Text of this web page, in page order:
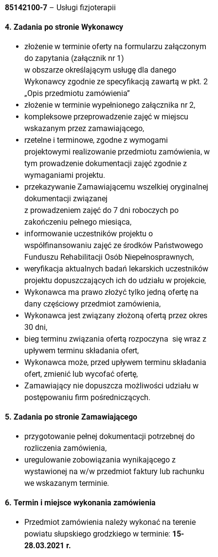
85142100-7 – Usługi fizjoterapii
4. Zadania po stronie Wykonawcy
złożenie w terminie oferty na formularzu załączonym
do zapytania (załącznik nr 1)
w obszarze określającym usługę dla danego
Wykonawcy zgodnie ze specyfikacją zawartą w pkt. 2
„Opis przedmiotu zamówienia”
złożenie w terminie wypełnionego załącznika nr 2,
kompleksowe przeprowadzenie zajęć w miejscu
wskazanym przez zamawiającego,
rzetelne i terminowe, zgodne z wymogami
projektowymi realizowanie przedmiotu zamówienia, w
tym prowadzenie dokumentacji zajęć zgodnie z
wymaganiami projektu.
przekazywanie Zamawiającemu wszelkiej oryginalnej
dokumentacji związanej
z prowadzeniem zajęć do 7 dni roboczych po
zakończeniu pełnego miesiąca,
informowanie uczestników projektu o
współfinansowaniu zajęć ze środków Państwowego
Funduszu Rehabilitacji Osób Niepełnosprawnych,
weryfikacja aktualnych badań lekarskich uczestników
projektu dopuszczających ich do udziału w projekcie,
Wykonawca ma prawo złożyć tylko jedną ofertę na
dany częściowy przedmiot zamówienia,
Wykonawca jest związany złożoną ofertą przez okres
30 dni,
bieg terminu związania ofertą rozpoczyna się wraz z
upływem terminu składania ofert,
Wykonawca może, przed upływem terminu składania
ofert, zmienić lub wycofać ofertę,
Zamawiający nie dopuszcza możliwości udziału w
postępowaniu firm pośredniczących.
5. Zadania po stronie Zamawiającego
przygotowanie pełnej dokumentacji potrzebnej do
rozliczenia zamówienia,
uregulowanie zobowiązania wynikającego z
wystawionej na w/w przedmiot faktury lub rachunku
we wskazanym terminie.
6. Termin i miejsce wykonania zamówienia
Przedmiot zamówienia należy wykonać na terenie
powiatu słupskiego grodzkiego w terminie: 15-
28.03.2021 r.